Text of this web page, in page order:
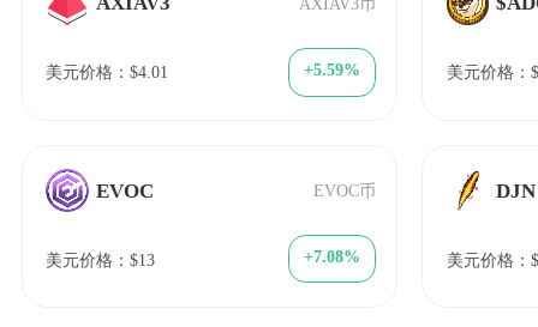
美元价格：$4.01 +5.59%
EVOC EVOC币
美元价格：$13 +7.08%
美元价格：
DJN
美元价格：